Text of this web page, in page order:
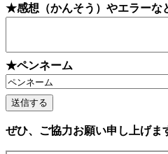
★感想（かんそう）やエラーな
★ペンネーム
ぜひ、ご協力お願い申し上げま